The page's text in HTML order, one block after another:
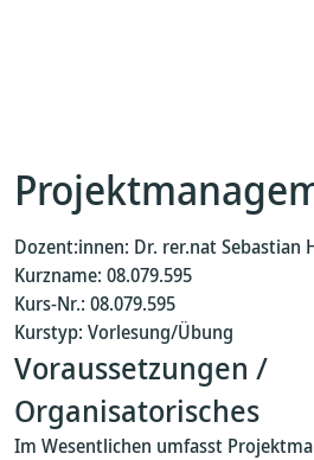
Dozent:innen: Dr. rer.nat Sebastian
Kurzname: 08.079.595
Kurs-Nr.: 08.079.595
Kurstyp: Vorlesung/Übung
Voraussetzungen /
Organisatorisches
Im Wesentlichen umfasst